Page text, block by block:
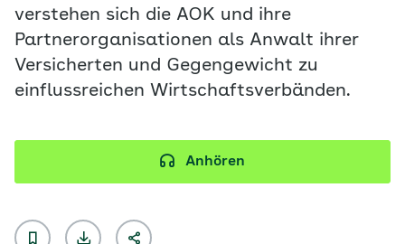
verstehen sich die AOK und ihre
Partnerorganisationen als Anwalt ihrer
Versicherten und Gegengewicht zu
einflussreichen Wirtschaftsverbänden.
Anhören